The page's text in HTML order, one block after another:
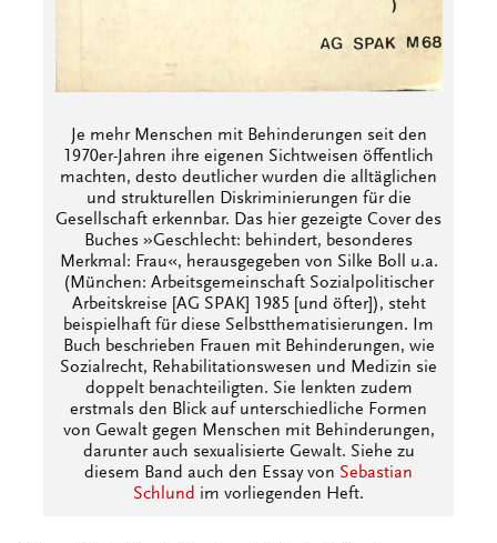
Je mehr Menschen mit Behinderungen seit den
1970er-Jahren ihre eigenen Sichtweisen öffentlich
machten, desto deutlicher wurden die alltäglichen
und strukturellen Diskriminierungen für die
Gesellschaft erkennbar. Das hier gezeigte Cover des
Buches »Geschlecht: behindert, besonderes
Merkmal: Frau«, herausgegeben von Silke Boll u.a.
(München: Arbeitsgemeinschaft Sozialpolitischer
Arbeitskreise [AG SPAK] 1985 [und öfter]), steht
beispielhaft für diese Selbstthematisierungen. Im
Buch beschrieben Frauen mit Behinderungen, wie
Sozialrecht, Rehabilitationswesen und Medizin sie
doppelt benachteiligten. Sie lenkten zudem
erstmals den Blick auf unterschiedliche Formen
von Gewalt gegen Menschen mit Behinderungen,
darunter auch sexualisierte Gewalt. Siehe zu
diesem Band auch den Essay von Sebastian
Schlund im vorliegenden Heft.